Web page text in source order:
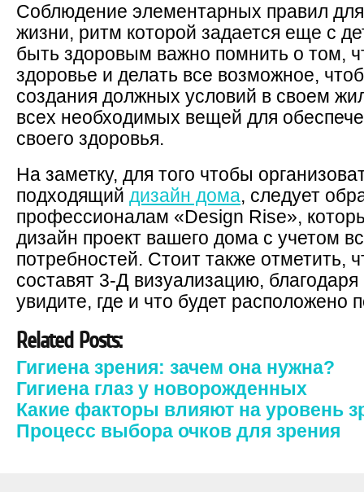
Соблюдение элементарных правил
жизни, ритм которой задается еще с
быть здоровым важно помнить о том,
здоровье и делать все возможное,
создания должных условий в своем
всех необходимых вещей для
своего здоровья.
На заметку, для того чтобы
подходящий дизайн дома, следует
профессионалам «Design Rise»,
дизайн проект вашего дома с учетом
потребностей. Стоит также отметить,
составят 3-Д визуализацию,
увидите, где и что будет расположено
Related Posts:
Гигиена зрения: зачем она нужна?
Гигиена глаз у новорожденных
Какие факторы влияют на уровень
Процесс выбора очков для зрения